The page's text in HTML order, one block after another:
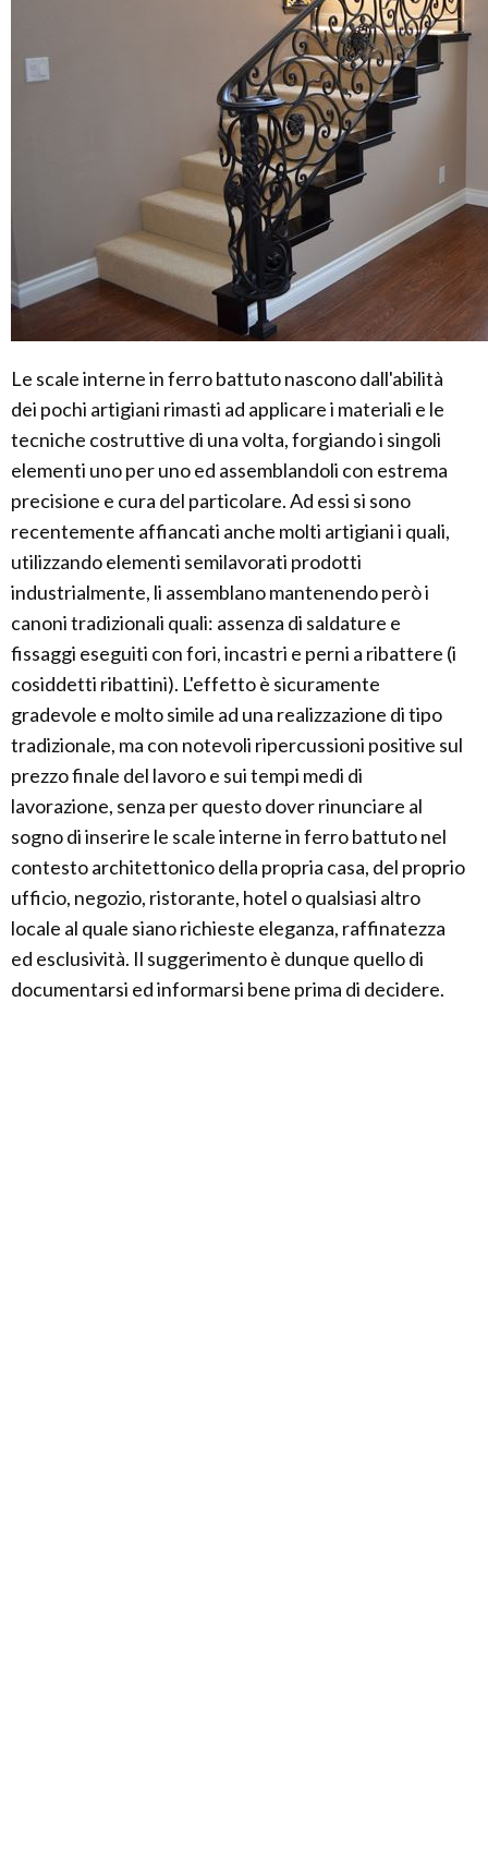
Le scale interne in ferro battuto nascono dall'abilità
dei pochi artigiani rimasti ad applicare i materiali e le
tecniche costruttive di una volta, forgiando i singoli
elementi uno per uno ed assemblandoli con estrema
precisione e cura del particolare. Ad essi si sono
recentemente affiancati anche molti artigiani i quali,
utilizzando elementi semilavorati prodotti
industrialmente, li assemblano mantenendo però i
canoni tradizionali quali: assenza di saldature e
fissaggi eseguiti con fori, incastri e perni a ribattere (i
cosiddetti ribattini). L'effetto è sicuramente
gradevole e molto simile ad una realizzazione di tipo
tradizionale, ma con notevoli ripercussioni positive sul
prezzo finale del lavoro e sui tempi medi di
lavorazione, senza per questo dover rinunciare al
sogno di inserire le scale interne in ferro battuto nel
contesto architettonico della propria casa, del proprio
ufficio, negozio, ristorante, hotel o qualsiasi altro
locale al quale siano richieste eleganza, raffinatezza
ed esclusività. Il suggerimento è dunque quello di
documentarsi ed informarsi bene prima di decidere.